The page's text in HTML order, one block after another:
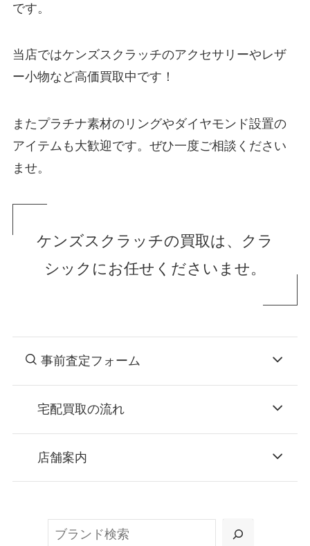
です。
当店ではケンズスクラッチのアクセサリーやレザ
ー小物など高価買取中です！
またプラチナ素材のリングやダイヤモンド設置の
アイテムも大歓迎です。ぜひ一度ご相談ください
ませ。
ケンズスクラッチの買取は、クラ
シックにお任せくださいませ。
事前査定フォーム
宅配買取の流れ
お申込み
店舗案内